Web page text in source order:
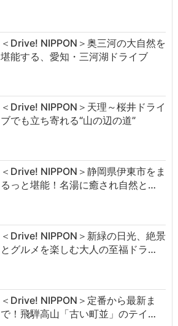
＜Drive! NIPPON＞奥三河の大自然を
堪能する、愛知・三河湖ドライブ
＜Drive! NIPPON＞天理～桜井ドライ
ブでも立ち寄れる“山の辺の道”
＜Drive! NIPPON＞静岡県伊東市をま
るっと堪能！名湯に癒され自然と…
＜Drive! NIPPON＞新緑の日光、絶景
とグルメを楽しむ大人の至福ドラ…
＜Drive! NIPPON＞定番から最新ま
で！飛騨高山「古い町並」のテイ…